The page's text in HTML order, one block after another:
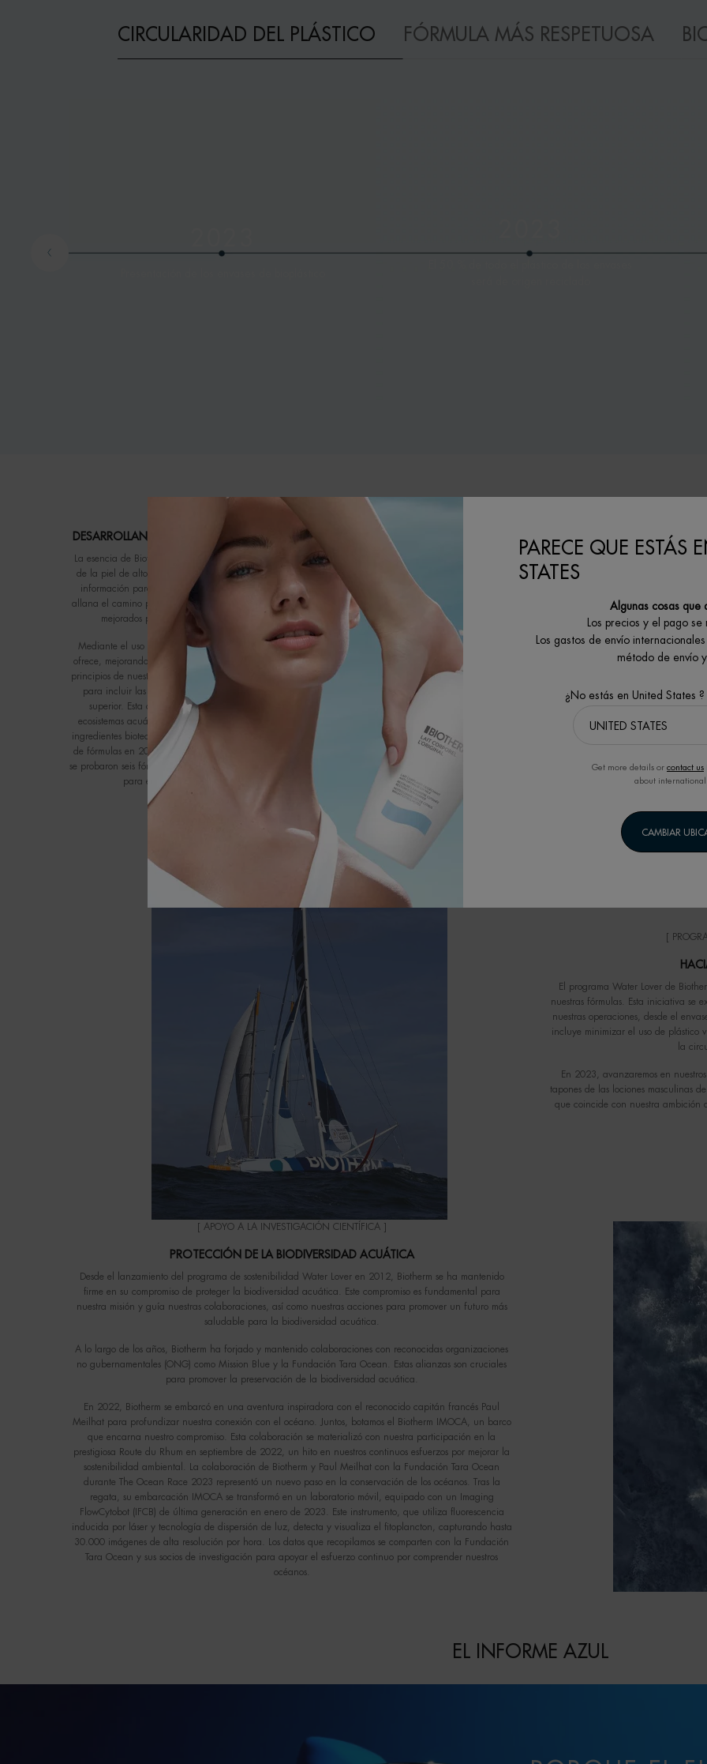
CIRCULARIDAD DEL PLÁSTICO FÓRMULA MÁS RESPETUOSA
[ PROGRAMA DE FÓRMULAS MÁS RESPETUOSAS ]
DESARROLLANDO FÓRMULAS RESPETUOSAS PARA TI Y LA BIODIVERSIDAD ACUÁTICA
La esencia de Biotherm está profundamente arraigada en la biotecnología, el núcleo de nuestro cuidado
de la piel de alto rendimiento. Trabajando con la naturaleza, en colaboración con biólogos, obtenemos
información para crear soluciones de belleza innovadoras y sostenibles. Creemos que la biotecnología
allana el camino para el avance de la belleza, ofreciendo ingredientes activos que garantizan beneficios
mejorados para la piel, a la vez que garantizan la seguridad y la sostenibilidad ambiental.
Mediante el uso de la biotecnología, Biotherm imita y optimiza hábilmente lo que la naturaleza ya nos
ofrece, mejorando sin sacrificar la eficacia ni la seguridad. La fórmula de cada nuevo producto sigue los
principios de nuestra Carta de Formulación Water Lover, establecida en 2019 y actualizada año tras año,
para incluir las últimas prácticas de vanguardia, principios ambientales y garantizar un rendimiento
superior. Esta carta tiene como objetivo minimizar la huella ecológica de nuestros productos en los
ecosistemas acuáticos mediante estrictos requisitos de ecotoxicidad, biodegradabilidad y la inclusión de
ingredientes biotecnológicos de origen sostenible. Tras la evaluación ambiental de nuestra gama completa
de fórmulas en 2022, que evaluó el impacto de nuestro portafolio en la biodiversidad acuática, en 2023
se probaron seis fórmulas en tres organismos acuáticos, como fitoplancton o zooplancton, en aguas blandas
para evaluar su impacto en la vida acuática. Se esperan los resultados en 2024.
[
El programa Water Lover de
nuestras fórmulas. Esta iniciativa se
nuestras operaciones, desde el
incluye minimizar el uso de plástico
la
En 2023, avanzaremos en
tapones de las lociones masculinas
que coincide con nuestra ambición
[ APOYO A LA INVESTIGACIÓN CIENTÍFICA ]
PROTECCIÓN DE LA BIODIVERSIDAD ACUÁTICA
Desde el lanzamiento del programa de sostenibilidad Water Lover en 2012, Biotherm se ha mantenido
firme en su compromiso de proteger la biodiversidad acuática. Este compromiso es fundamental para
nuestra misión y guía nuestras colaboraciones, así como nuestras acciones para promover un futuro más
saludable para la biodiversidad acuática.
A lo largo de los años, Biotherm ha forjado y mantenido colaboraciones con reconocidas organizaciones
no gubernamentales (ONG) como Mission Blue y la Fundación Tara Ocean. Estas alianzas son cruciales
para promover la preservación de la biodiversidad acuática.
En 2022, Biotherm se embarcó en una aventura inspiradora con el reconocido capitán francés Paul
Meilhat para profundizar nuestra conexión con el océano. Juntos, botamos el Biotherm IMOCA, un barco
que encarna nuestro compromiso. Esta colaboración se materializó con nuestra participación en la
prestigiosa Route du Rhum en septiembre de 2022, un hito en nuestros continuos esfuerzos por mejorar la
sostenibilidad ambiental. La colaboración de Biotherm y Paul Meilhat con la Fundación Tara Ocean
durante The Ocean Race 2023 representó un nuevo paso en la conservación de los océanos. Tras la
regata, su embarcación IMOCA se transformó en un laboratorio móvil, equipado con un Imaging
FlowCytobot (IFCB) de última generación en enero de 2023. Este instrumento, que utiliza fluorescencia
inducida por láser y tecnología de dispersión de luz, detecta y visualiza el fitoplancton, capturando hasta
30.000 imágenes de alta resolución por hora. Los datos que recopilamos se comparten con la Fundación
Tara Ocean y sus socios de investigación para apoyar el esfuerzo continuo por comprender nuestros
océanos.
EL INFORME AZUL
PARECE QUE ESTÁS
STATES
Algunas cosas que
Los precios y el pago se
Los gastos de envío
método de envío
¿No estás en United States
Get more details or contact us
about international
CAMBIAR